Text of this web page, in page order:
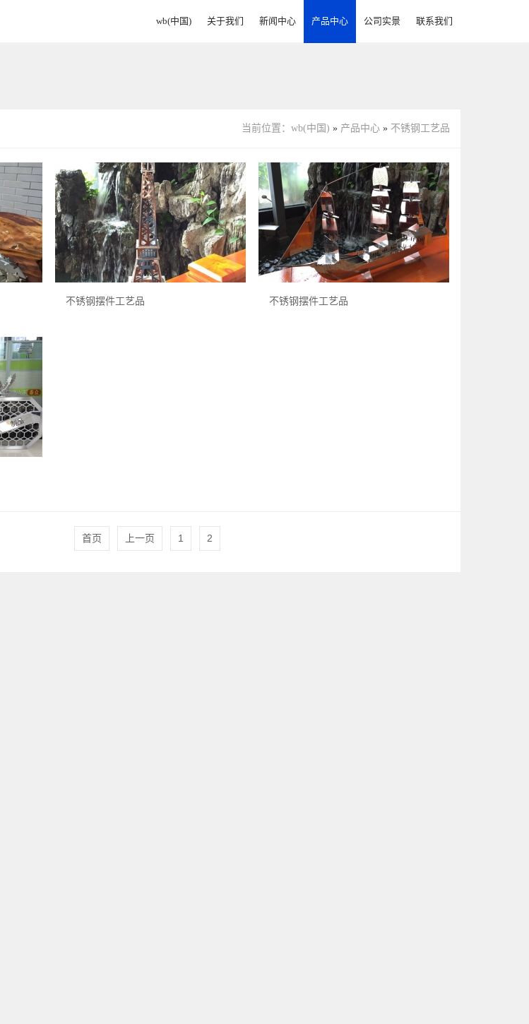
wb(中国) 关于我们 新闻中心 产品中心 公司实景 联系我们
当前位置： wb(中国) » 产品中心 » 不锈钢工艺品
不锈钢摆件工艺品 不锈钢摆件工艺品
首页 上一页 1 2